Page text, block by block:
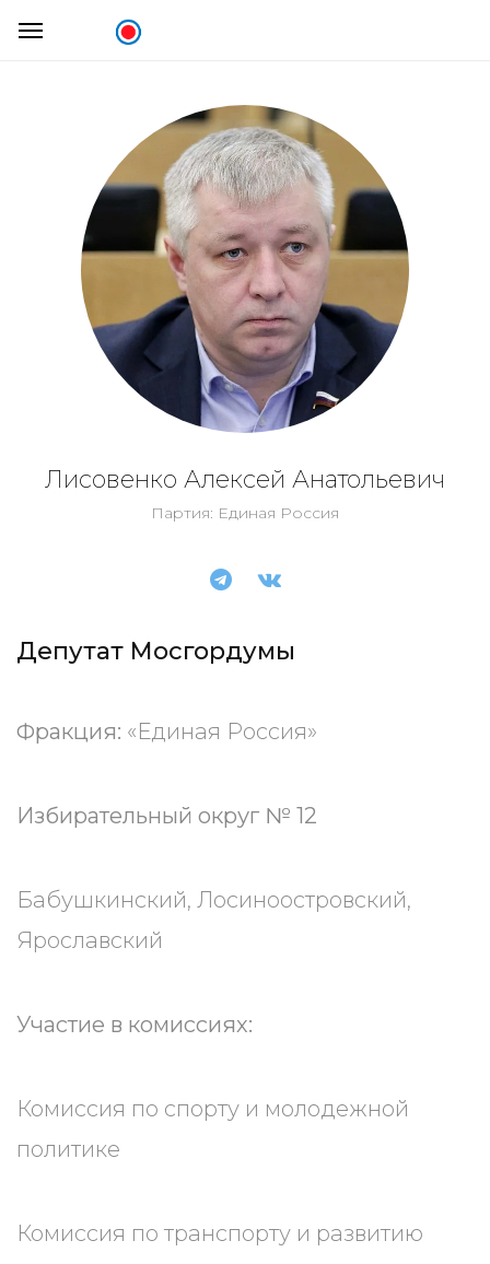
Лисовенко Алексей Анатольевич
Партия: Единая Россия
Депутат Мосгордумы
Фракция: «Единая Россия»
Избирательный округ № 12
Бабушкинский, Лосиноостровский,
Ярославский
Участие в комиссиях:
Комиссия по спорту и молодежной
политике
Комиссия по транспорту и развитию